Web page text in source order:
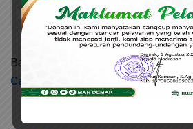
Banyaknya Data
Baca Juga:
Cara Memilik Ekskul yang Cocok